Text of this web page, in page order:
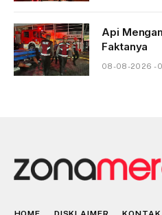
Api
Faktanya
08-08-2026 -